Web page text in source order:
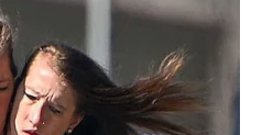
ความสงบสุข